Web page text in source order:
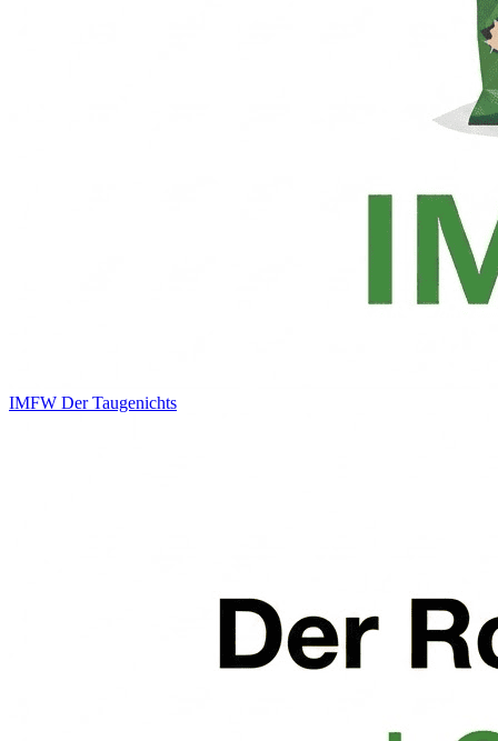
IMFW Der Taugenichts